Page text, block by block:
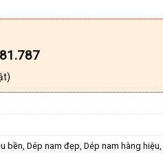
bền Dép nam đẹp Dép nam hàng hiệu